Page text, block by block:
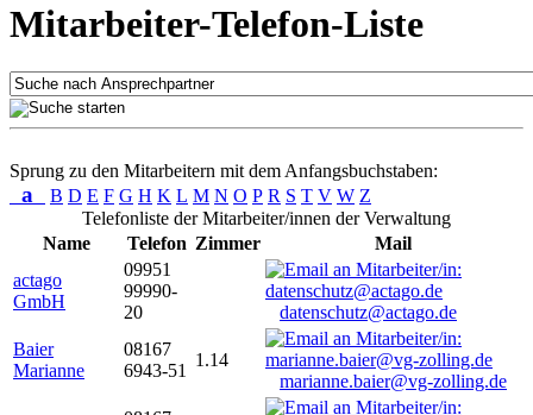
Mitarbeiter-Telefon-Liste
Sprung zu den Mitarbeitern mit dem Anfangsbuchstaben:
a B D E F G H K L M N O P R S T V W Z
Telefonliste der Mitarbeiter/innen der Verwaltung
Name
Telefon Zimmer
Mail
actago
GmbH
09951
99990-
20
datenschutz@actago.de
Baier
Marianne
08167
6943-51
1.14
marianne.baier@vg-zolling.de